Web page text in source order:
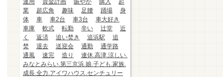
運用
資金計画 賑やか 購入
起
業
超広角 趣味 足腰 踊場
身
体
車 車2台 車3台
車大好き
車庫
軟式 転勤 辛い 辻堂
近
く
返済 追い焚き 追浜駅
追
焚
退去 送迎会 通勤
通学路
通風
速完 造り
連休.高津.涼しい.
みなとみらい.第三京浜.娘.子ども.家族.
成長.全力.アイワハウス.センチュリー